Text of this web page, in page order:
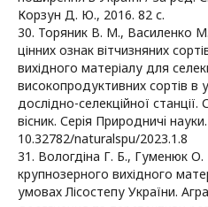
Корзун Д. Ю., 2016. 82 с.
30. Торяник В. М., Василенко
цінних ознак вітчизняних
вихідного матеріалу для
високопродуктивних сортів в
дослідно-селекційної
вiсник. Серiя Природничi
10.32782/naturalspu/2023.1.8
31. Вологдіна Г. Б., Гуменюк
крупнозерного вихідного
умовах Лісостепу України.